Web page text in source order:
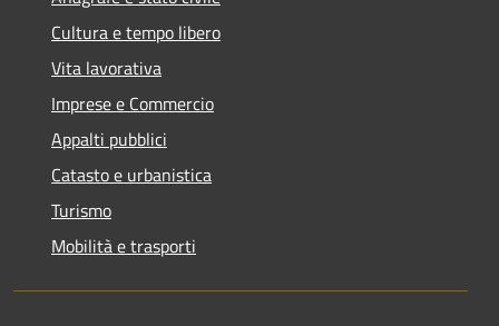
Cultura e tempo libero
Vita lavorativa
Imprese e Commercio
Appalti pubblici
Catasto e urbanistica
Turismo
Mobilità e trasporti